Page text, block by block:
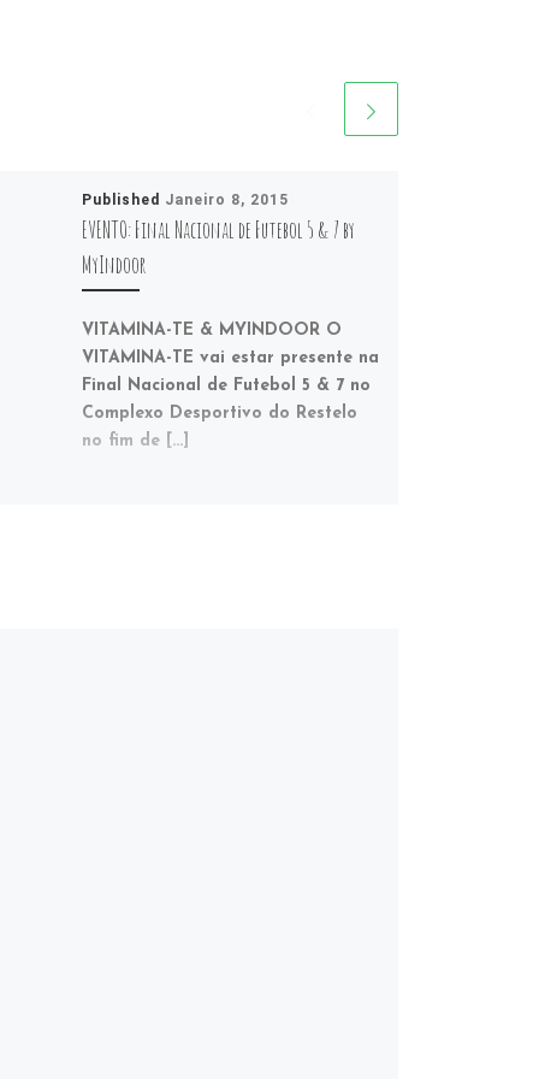
Published Janeiro 8, 2015
EVENTO: Final Nacional de Futebol 5 & 7 by
MyIndoor
VITAMINA-TE & MYINDOOR O
VITAMINA-TE vai estar presente na
Final Nacional de Futebol 5 & 7 no
Complexo Desportivo do Restelo
no fim de […]